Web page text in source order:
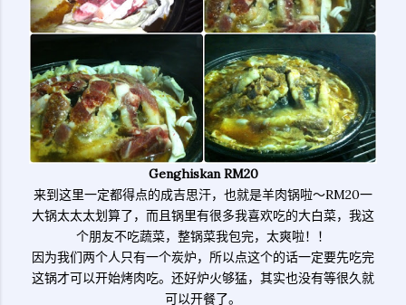
Genghiskan RM20
来到这里一定都得点的成吉思汗，也就是羊肉锅啦～RM20一
大锅太太太划算了，而且锅里有很多我喜欢吃的大白菜，我这
个朋友不吃蔬菜，整锅菜我包完，太爽啦！！
因为我们两个人只有一个炭炉，所以点这个的话一定要先吃完
这锅才可以开始烤肉吃。还好炉火够猛，其实也没有等很久就
可以开餐了。